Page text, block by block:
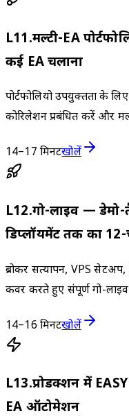
L11 .मल्टी-EA
कई EA चलाना
पोर्टफोलियो उपयुक्तता के
कोरिलेशन प्रबंधित करें और
14–17 मिनटखोलें
L12.गो-लाइव —
डिप्लॉयमेंट तक का 12-
ब्रोकर सत्यापन, VPS
कवर करते हुए संपूर्ण गो-लाइव
14–16 मिनटखोलें
L13.प्रोडक्शन में
EA ऑटोमेशन